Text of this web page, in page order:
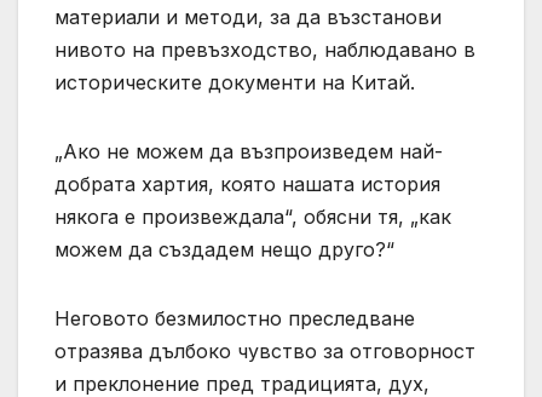
материали и методи, за да възстанови
нивото на превъзходство, наблюдавано в
историческите документи на Китай.
„Ако не можем да възпроизведем най-
добрата хартия, която нашата история
някога е произвеждала“, обясни тя, „как
можем да създадем нещо друго?“
Неговото безмилостно преследване
отразява дълбоко чувство за отговорност
и преклонение пред традицията, дух,